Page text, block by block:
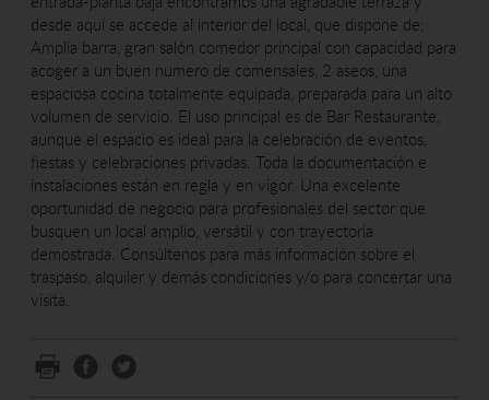
desde aquí se accede al interior del local, que dispone de:
Amplia barra, gran salón comedor principal con capacidad para
acoger a un buen numero de comensales, 2 aseos, una
espaciosa cocina totalmente equipada, preparada para un alto
volumen de servicio. El uso principal es de Bar Restaurante,
aunque el espacio es ideal para la celebración de eventos,
fiestas y celebraciones privadas. Toda la documentación e
instalaciones están en regla y en vigor. Una excelente
oportunidad de negocio para profesionales del sector que
busquen un local amplio, versátil y con trayectoria
demostrada. Consúltenos para más información sobre el
traspaso, alquiler y demás condiciones y/o para concertar una
visita.